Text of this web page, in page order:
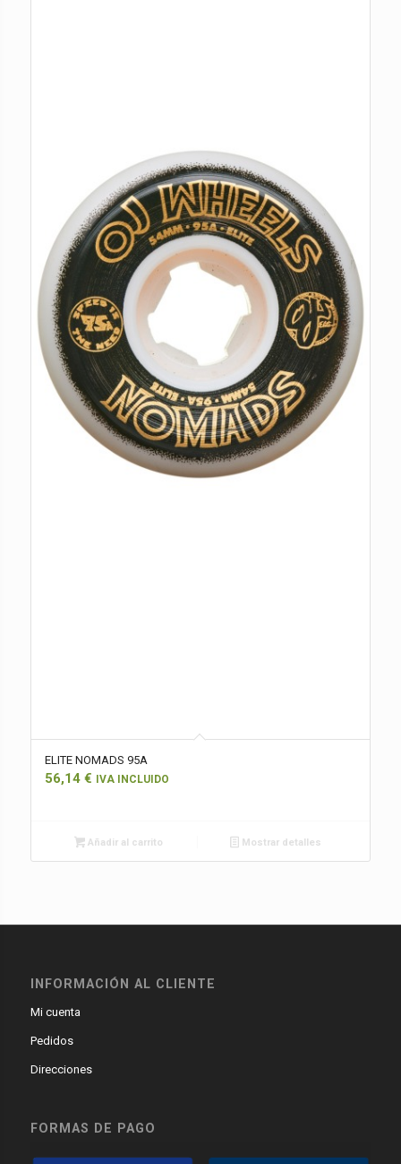
ELITE NOMADS 95A
56,14 € IVA INCLUIDO
Añadir al carrito Mostrar detalles
INFORMACIÓN AL CLIENTE
Mi cuenta
Pedidos
Direcciones
FORMAS DE PAGO